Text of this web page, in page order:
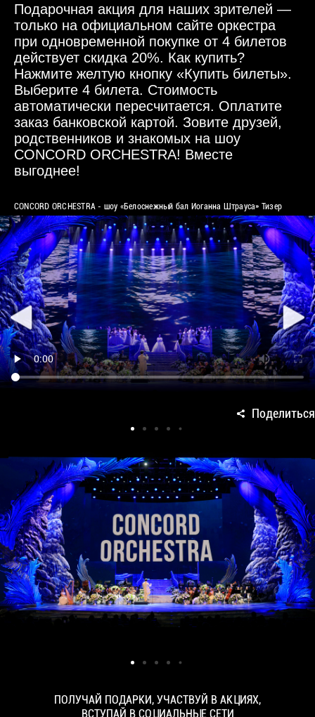
Подарочная акция для наших зрителей —
только на официальном сайте оркестра
при одновременной покупке от 4 билетов
действует скидка 20%. Как купить?
Нажмите желтую кнопку «Купить билеты».
Выберите 4 билета. Стоимость
автоматически пересчитается. Оплатите
заказ банковской картой. Зовите друзей,
родственников и знакомых на шоу
CONCORD ORCHESTRA! Вместе
выгоднее!
CONCORD ORCHESTRA - шоу «Белоснежный бал Иоганна Штрауса» Тизер
Поделиться
ПОЛУЧАЙ ПОДАРКИ, УЧАСТВУЙ В АКЦИЯХ,
ВСТУПАЙ В СОЦИАЛЬНЫЕ СЕТИ